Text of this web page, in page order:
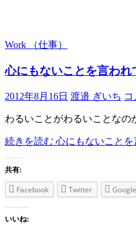
Work （仕事）
心にもないことを言わ
2012年8月16日 渡邉 ぎいち
わるいことがわるいことなの
続きを読む 心にもないこと
共有:
Facebook Twitter Google
いいね: